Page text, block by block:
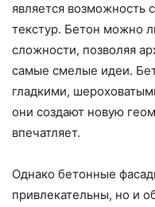
является возможность
текстур. Бетон можно
сложности, позволяя
самые смелые идеи.
гладкими,
они создают новую
впечатляет.
Однако бетонные
привлекательны, но и